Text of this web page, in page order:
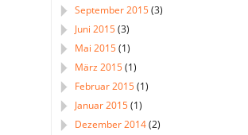
September 2015(3)
Juni 2015(3)
Mai 2015(1)
März 2015(1)
Februar 2015(1)
Januar 2015(1)
Dezember 2014(2)